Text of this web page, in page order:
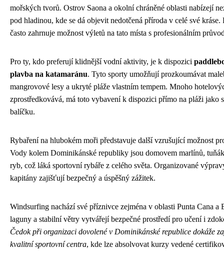
mořských tvorů. Ostrov Saona a okolní chráněné oblasti nabízejí
pod hladinou, kde se dá objevit nedotčená příroda v celé své
často zahrnuje možnost výletů na tato místa s profesionálním
Pro ty, kdo preferují klidnější vodní aktivity, je k dispozici
plavba na katamaránu. Tyto sporty umožňují prozkoumávat
mangrovové lesy a ukryté pláže vlastním tempem. Mnoho
zprostředkovává, má toto vybavení k dispozici přímo na pláži jako
balíčku.
Rybaření na hlubokém moři představuje další vzrušující možnost
Vody kolem Dominikánské republiky jsou domovem marlínů,
ryb, což láká sportovní rybáře z celého světa. Organizované
kapitány zajišťují bezpečný a úspěšný zážitek.
Windsurfing nachází své příznivce zejména v oblasti Punta Cana a
laguny a stabilní větry vytvářejí bezpečné prostředí pro učení i
Čedok při organizaci dovolené v Dominikánské republice dokáže
kvalitní sportovní centra, kde lze absolvovat kurzy vedené